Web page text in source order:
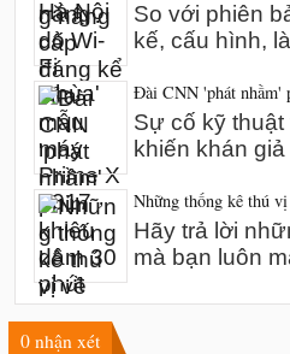
So với phiên
kế, cấu hình,
Đài CNN 'phát nhầm'
Sự cố kỹ
khiến khán
Những thống kê thú
Hãy trả lời
mà bạn luôn
0 nhận xét